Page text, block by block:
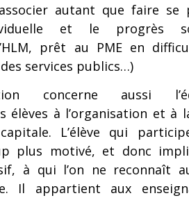
autant que faire se
et le progrès
prêt au PME en
services publics…)
concerne aussi
élèves à l’organisation et à
L’élève qui
plus motivé, et donc
à qui l’on ne reconnaît
Il appartient aux